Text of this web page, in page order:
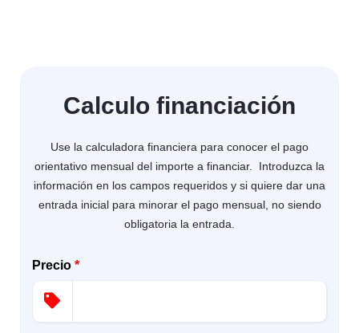
Calculo financiación
Use la calculadora financiera para conocer el pago
orientativo mensual del importe a financiar. Introduzca la
información en los campos requeridos y si quiere dar una
entrada inicial para minorar el pago mensual, no siendo
obligatoria la entrada.
Precio *